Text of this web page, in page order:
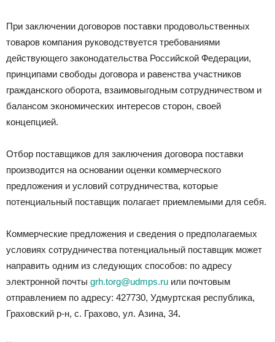
При заключении договоров поставки продовольственных
товаров компания руководствуется требованиями
действующего законодательства Российской Федерации,
принципами свободы договора и равенства участников
гражданского оборота, взаимовыгодным сотрудничеством и
балансом экономических интересов сторон, своей
концепцией.
Отбор поставщиков для заключения договора поставки
производится на основании оценки коммерческого
предложения и условий сотрудничества, которые
потенциальный поставщик полагает приемлемыми для себя.
Коммерческие предложения и сведения о предполагаемых
условиях сотрудничества потенциальный поставщик может
направить одним из следующих способов: по адресу
электронной почты grh.torg@udmps.ru или почтовым
отправлением по адресу: 427730, Удмуртская республика,
Граховский р-н, с. Грахово, ул. Азина, 34.